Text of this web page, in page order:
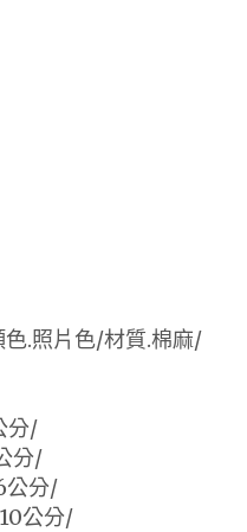
.照片色/材質.棉麻/
分/
分/
公分/
公分/